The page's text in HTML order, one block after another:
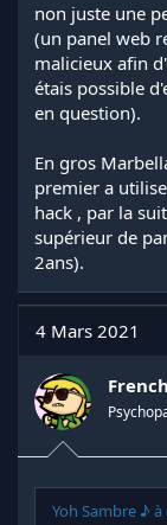
non juste une
(un panel web
malicieux afin
étais possible
en question).
En gros
premier a
hack , par la
supérieur de
2ans).
4 Mars 2021
Yoh Sambre ♪